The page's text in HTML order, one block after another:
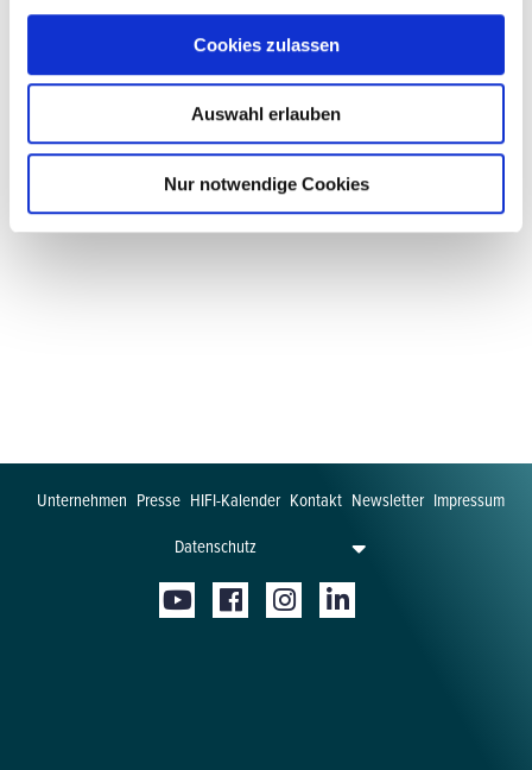
Cookies zulassen
Auswahl erlauben
Nur notwendige Cookies
WIEN ERLEBEN
Mehr dazu
Unternehmen Presse HIFI-Kalender Kontakt Newsletter Impressum
Datenschutz